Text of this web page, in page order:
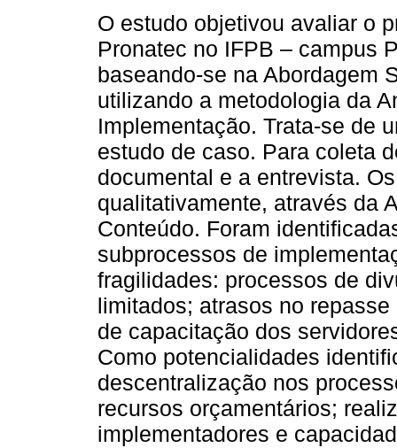
O estudo objetivou avaliar o
Pronatec no IFPB – campus
baseando-se na Abordagem
utilizando a metodologia da
Implementação. Trata-se de
estudo de caso. Para coleta
documental e a entrevista.
qualitativamente, através da
Conteúdo. Foram
subprocessos de
fragilidades: processos de
limitados; atrasos no
de capacitação dos
Como potencialidades
descentralização nos
recursos orçamentários;
implementadores e